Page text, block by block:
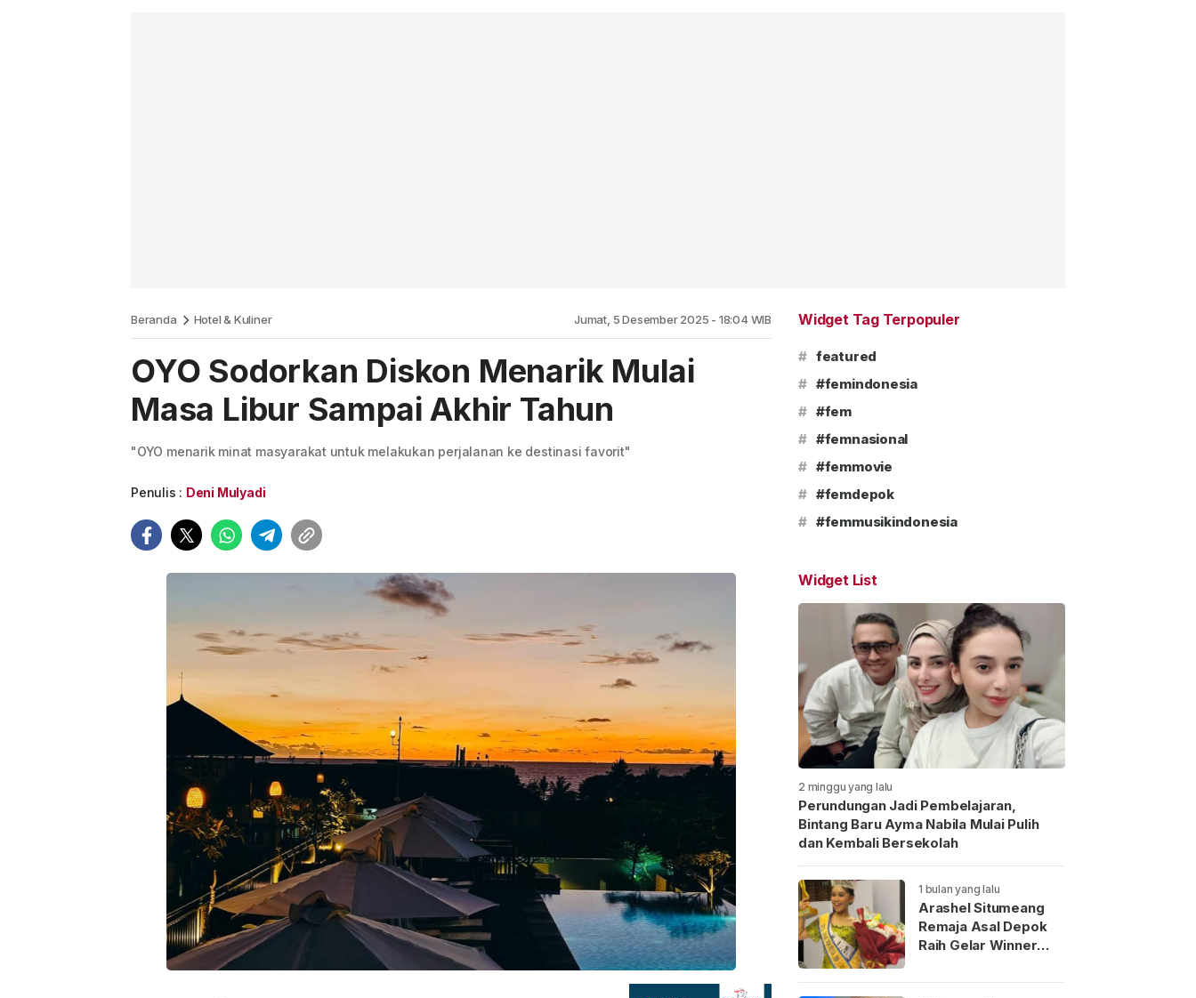
Beranda Hotel & Kuliner Jumat, 5 Desember 2025 - 18:04 WIB
OYO Sodorkan Diskon Menarik Mulai
Masa Libur Sampai Akhir Tahun
"OYO menarik minat masyarakat untuk melakukan perjalanan ke destinasi favorit"
Penulis : Deni Mulyadi
Widget Tag Terpopuler
# featured
# #femindonesia
# #fem
# #femnasional
# #femmovie
# #femdepok
# #femmusikindonesia
Widget List
2 minggu yang lalu
Perundungan Jadi Pembelajaran,
Bintang Baru Ayma Nabila Mulai Pulih
dan Kembali Bersekolah
1 bulan yang lalu
Arashel Situmeang
Remaja Asal Depok
Raih Gelar Winner